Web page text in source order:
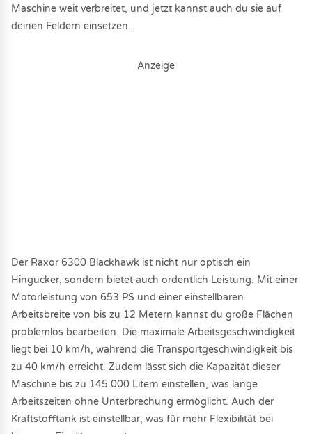
Maschine weit verbreitet, und jetzt kannst auch du sie auf
deinen Feldern einsetzen.
Anzeige
Der Raxor 6300 Blackhawk ist nicht nur optisch ein
Hingucker, sondern bietet auch ordentlich Leistung. Mit einer
Motorleistung von 653 PS und einer einstellbaren
Arbeitsbreite von bis zu 12 Metern kannst du große Flächen
problemlos bearbeiten. Die maximale Arbeitsgeschwindigkeit
liegt bei 10 km/h, während die Transportgeschwindigkeit bis
zu 40 km/h erreicht. Zudem lässt sich die Kapazität dieser
Maschine bis zu 145.000 Litern einstellen, was lange
Arbeitszeiten ohne Unterbrechung ermöglicht. Auch der
Kraftstofftank ist einstellbar, was für mehr Flexibilität bei